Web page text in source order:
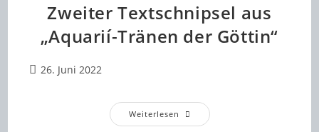
Zweiter Textschnipsel aus
„Aquarií-Tränen der Göttin“
Beitrag
26. Juni 2022
Weiterlesen Zweiter
Textschnipsel